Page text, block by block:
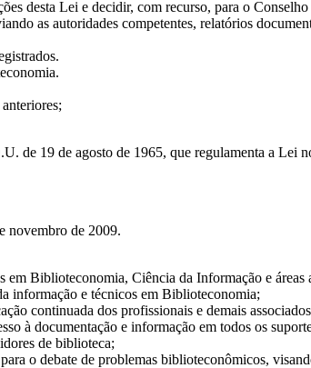
desta Lei e decidir, com recurso, para o
as autoridades competentes, relatórios
de 19 de agosto de 1965, que regulamenta a Lei
novembro de 2009.
em Biblioteconomia, Ciência da Informação e áreas
informação e técnicos em Biblioteconomia;
continuada dos profissionais e demais
à documentação e informação em todos os
de biblioteca;
o debate de problemas biblioteconômicos,